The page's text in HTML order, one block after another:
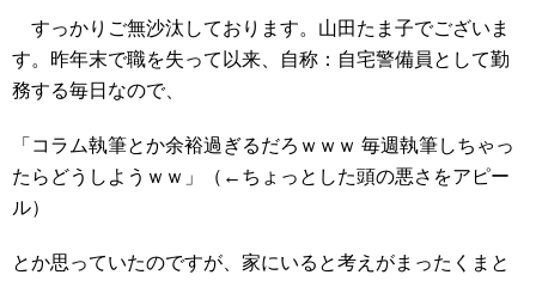
すっかりご無沙汰しております。山田たま子でございま
す。昨年末で職を失って以来、自称：自宅警備員として勤
務する毎日なので、
「コラム執筆とか余裕過ぎるだろｗｗｗ 毎週執筆しちゃっ
たらどうしようｗｗ」（←ちょっとした頭の悪さをアピー
ル）
とか思っていたのですが、家にいると考えがまったくまと